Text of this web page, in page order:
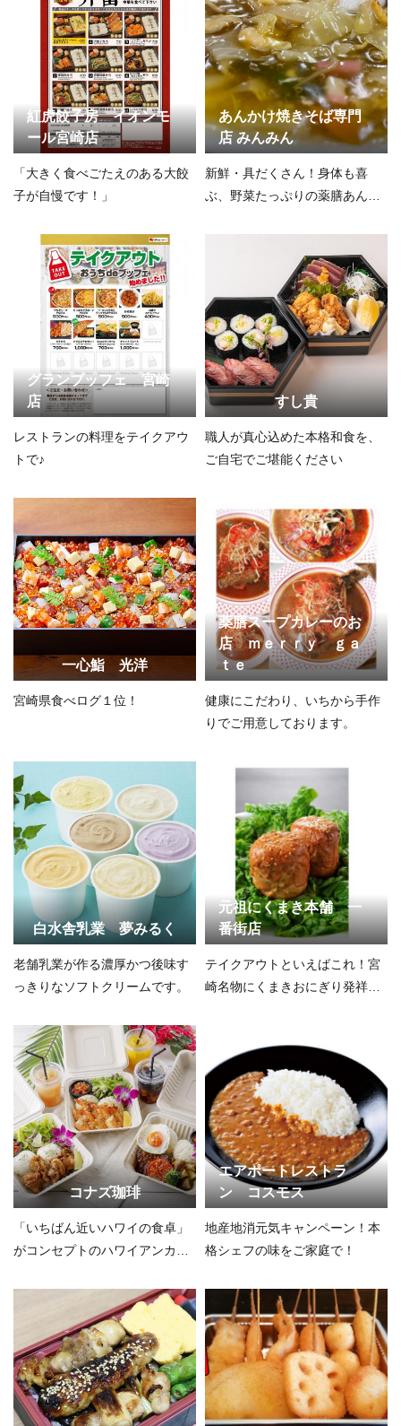
紅虎餃子房 イオンモ
ール宮崎店
「大きく食べごたえのある大餃
子が自慢です！」
あんかけ焼きそば専門
店 みんみん
新鮮・具だくさん！身体も喜
ぶ、野菜たっぷりの薬膳あんか
グランブッフェ 宮崎
店
レストランの料理をテイクアウ
トで♪
すし貴
職人が真心込めた本格和食を、
ご自宅でご堪能ください
一心鮨 光洋
宮崎県食べログ１位！
薬膳スープカレーのお
店 ｍｅｒｒｙ ｇａ
ｔｅ
健康にこだわり、いちから手作
りでご用意しております。
白水舎乳業 夢みるく
老舗乳業が作る濃厚かつ後味す
っきりなソフトクリームです。
元祖にくまき本舗 一
番街店
テイクアウトといえばこれ！宮
崎名物にくまきおにぎり発祥の
コナズ珈琲
「いちばん近いハワイの食卓」
がコンセプトのハワイアンカフ
エアポートレストラ
ン コスモス
地産地消元気キャンペーン！本
格シェフの味をご家庭で！